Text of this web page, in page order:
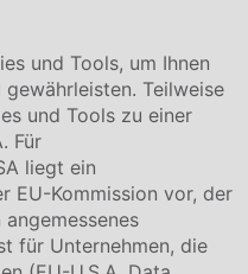
GmbH
180und Tools, um Ihnen
Teilweise
und Tools zu einer
Für
liegt ein
EU-Kommission vor, der
für Unternehmen, die